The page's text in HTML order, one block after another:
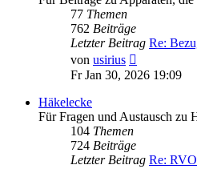
77 Themen
762 Beiträge
Letzter Beitrag Re:
von usirius
Beitrag
Fr Jan 30, 2026 19:09
Häkelecke
Für Fragen und Austausch zu
104 Themen
724 Beiträge
Letzter Beitrag Re: